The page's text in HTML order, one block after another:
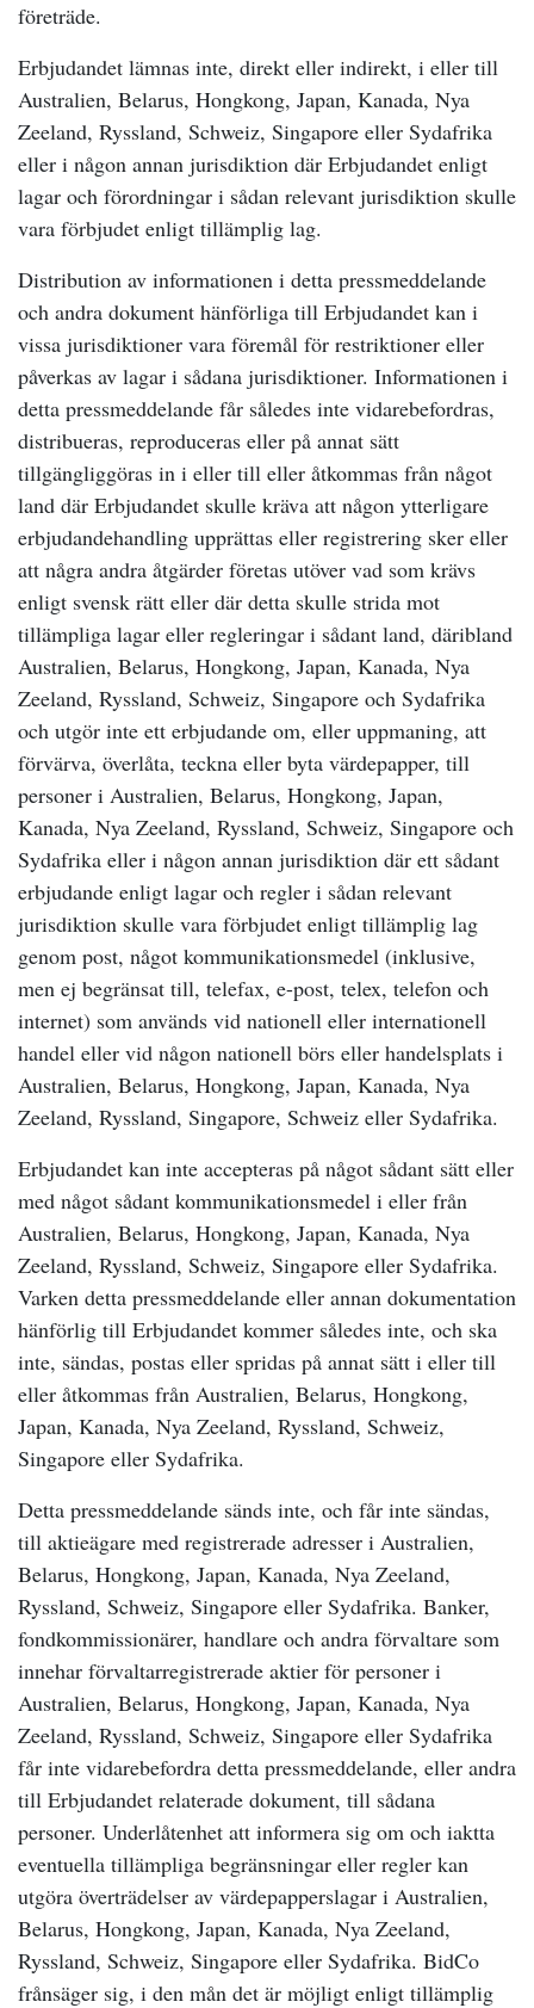
företräde.
Erbjudandet lämnas inte, direkt eller indirekt, i eller till
Australien, Belarus, Hongkong, Japan, Kanada, Nya
Zeeland, Ryssland, Schweiz, Singapore eller Sydafrika
eller i någon annan jurisdiktion där Erbjudandet enligt
lagar och förordningar i sådan relevant jurisdiktion skulle
vara förbjudet enligt tillämplig lag.
Distribution av informationen i detta pressmeddelande
och andra dokument hänförliga till Erbjudandet kan i
vissa jurisdiktioner vara föremål för restriktioner eller
påverkas av lagar i sådana jurisdiktioner. Informationen i
detta pressmeddelande får således inte vidarebefordras,
distribueras, reproduceras eller på annat sätt
tillgängliggöras in i eller till eller åtkommas från något
land där Erbjudandet skulle kräva att någon ytterligare
erbjudandehandling upprättas eller registrering sker eller
att några andra åtgärder företas utöver vad som krävs
enligt svensk rätt eller där detta skulle strida mot
tillämpliga lagar eller regleringar i sådant land, däribland
Australien, Belarus, Hongkong, Japan, Kanada, Nya
Zeeland, Ryssland, Schweiz, Singapore och Sydafrika
och utgör inte ett erbjudande om, eller uppmaning, att
förvärva, överlåta, teckna eller byta värdepapper, till
personer i Australien, Belarus, Hongkong, Japan,
Kanada, Nya Zeeland, Ryssland, Schweiz, Singapore och
Sydafrika eller i någon annan jurisdiktion där ett sådant
erbjudande enligt lagar och regler i sådan relevant
jurisdiktion skulle vara förbjudet enligt tillämplig lag
genom post, något kommunikationsmedel (inklusive,
men ej begränsat till, telefax, e-post, telex, telefon och
internet) som används vid nationell eller internationell
handel eller vid någon nationell börs eller handelsplats i
Australien, Belarus, Hongkong, Japan, Kanada, Nya
Zeeland, Ryssland, Singapore, Schweiz eller Sydafrika.
Erbjudandet kan inte accepteras på något sådant sätt eller
med något sådant kommunikationsmedel i eller från
Australien, Belarus, Hongkong, Japan, Kanada, Nya
Zeeland, Ryssland, Schweiz, Singapore eller Sydafrika.
Varken detta pressmeddelande eller annan dokumentation
hänförlig till Erbjudandet kommer således inte, och ska
inte, sändas, postas eller spridas på annat sätt i eller till
eller åtkommas från Australien, Belarus, Hongkong,
Japan, Kanada, Nya Zeeland, Ryssland, Schweiz,
Singapore eller Sydafrika.
Detta pressmeddelande sänds inte, och får inte sändas,
till aktieägare med registrerade adresser i Australien,
Belarus, Hongkong, Japan, Kanada, Nya Zeeland,
Ryssland, Schweiz, Singapore eller Sydafrika. Banker,
fondkommissionärer, handlare och andra förvaltare som
innehar förvaltarregistrerade aktier för personer i
Australien, Belarus, Hongkong, Japan, Kanada, Nya
Zeeland, Ryssland, Schweiz, Singapore eller Sydafrika
får inte vidarebefordra detta pressmeddelande, eller andra
till Erbjudandet relaterade dokument, till sådana
personer. Underlåtenhet att informera sig om och iaktta
eventuella tillämpliga begränsningar eller regler kan
utgöra överträdelser av värdepapperslagar i Australien,
Belarus, Hongkong, Japan, Kanada, Nya Zeeland,
Ryssland, Schweiz, Singapore eller Sydafrika. BidCo
frånsäger sig, i den mån det är möjligt enligt tillämplig